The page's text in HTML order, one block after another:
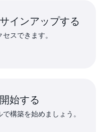
インアップする
スできます。
始する
構築を始めましょう。